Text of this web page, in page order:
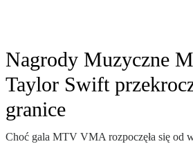
Nagrody Muzyczne
Taylor Swift
granice
Choć gala MTV VMA rozpoczęła się od